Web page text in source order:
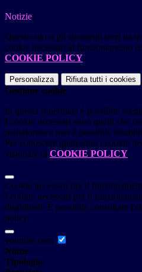
Notizie
Questo sito o gli strumenti terzi da
cookie necessari al funzionamento
COOKIE POLICY.
Personalizza Rifiuta tutti i cookies
Gestione cookie
In questa schermata è possibile
I cookie necessari sono quelli che
piattaforma e non è possibile
Per conoscere quali sono i cookie
visionare la COOKIE POLICY.
Cookie necessari per il
I cookie necessari per il
disabilitati. È possibile consultare
policy.
youtube.com
Nome
Tipologia